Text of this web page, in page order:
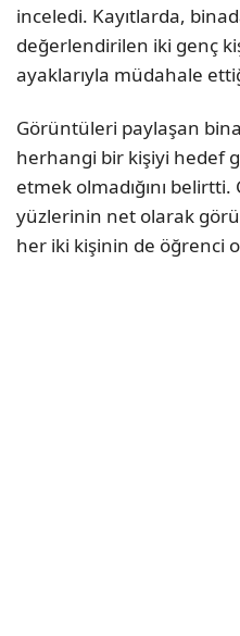
inceledi. Kayıtlarda,
değerlendirilen iki genç
ayaklarıyla müdahale
Görüntüleri paylaşan
herhangi bir kişiyi hedef
etmek olmadığını
yüzlerinin net olarak
her iki kişinin de öğrenci